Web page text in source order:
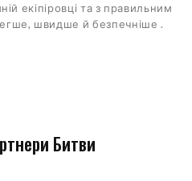
екіпіровці та з правильним
швидше й безпечніше .
Битви